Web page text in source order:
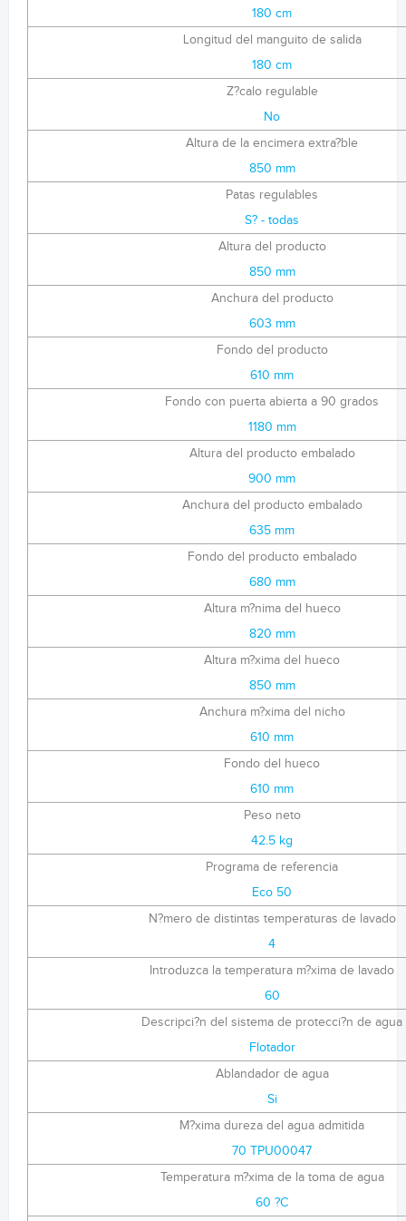
180 cm
Longitud del manguito de salida
180 cm
Z?calo regulable
No
Altura de la encimera extra?ble
850 mm
Patas regulables
S? - todas
Altura del producto
850 mm
Anchura del producto
603 mm
Fondo del producto
610 mm
Fondo con puerta abierta a 90 grados
1180 mm
Altura del producto embalado
900 mm
Anchura del producto embalado
635 mm
Fondo del producto embalado
680 mm
Altura m?nima del hueco
820 mm
Altura m?xima del hueco
850 mm
Anchura m?xima del nicho
610 mm
Fondo del hueco
610 mm
Peso neto
42.5 kg
Programa de referencia
Eco 50
N?mero de distintas temperaturas de lavado
4
Introduzca la temperatura m?xima de lavado
60
Descripci?n del sistema de protecci?n de agua
Flotador
Ablandador de agua
Si
M?xima dureza del agua admitida
70 TPU00047
Temperatura m?xima de la toma de agua
60 ?C